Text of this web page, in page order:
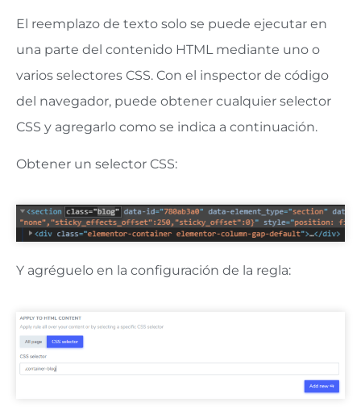
El reemplazo de texto solo se puede ejecutar en
una parte del contenido HTML mediante uno o
varios selectores CSS. Con el inspector de código
del navegador, puede obtener cualquier selector
CSS y agregarlo como se indica a continuación.
Obtener un selector CSS:
Y agréguelo en la configuración de la regla: